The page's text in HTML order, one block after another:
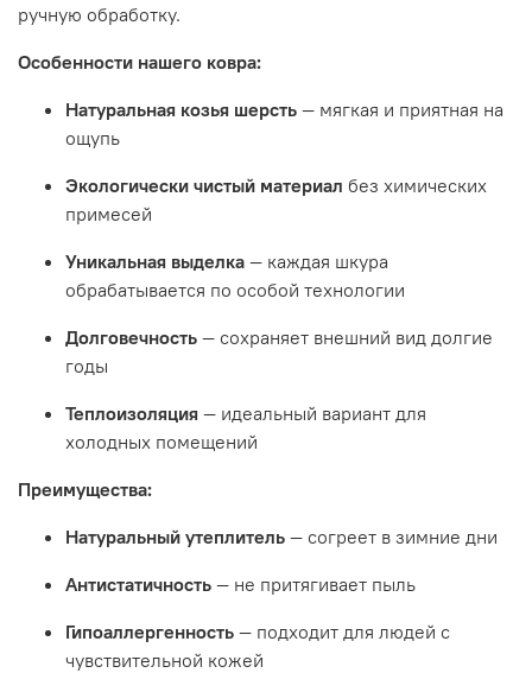
ручную обработку.
Особенности нашего ковра:
Натуральная козья шерсть — мягкая и приятная на
ощупь
Экологически чистый материал без химических
примесей
Уникальная выделка — каждая шкура
обрабатывается по особой технологии
Долговечность — сохраняет внешний вид долгие
годы
Теплоизоляция — идеальный вариант для
холодных помещений
Преимущества:
Натуральный утеплитель — согреет в зимние дни
Антистатичность — не притягивает пыль
Гипоаллергенность — подходит для людей с
чувствительной кожей